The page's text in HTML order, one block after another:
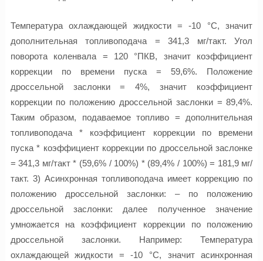
Температура охлаждающей жидкости = -10 °C, значит
дополнительная топливоподача = 341,3 мг/такт. Угол
поворота коленвала = 120 °ПКВ, значит коэффициент
коррекции по времени пуска = 59,6%. Положение
дроссельной заслонки = 4%, значит коэффициент
коррекции по положению дроссельной заслонки = 89,4%.
Таким образом, подаваемое топливо = дополнительная
топливоподача * коэффициент коррекции по времени
пуска * коэффициент коррекции по дроссельной заслонке
= 341,3 мг/такт * (59,6% / 100%) * (89,4% / 100%) = 181,9 мг/
такт. 3) Асинхронная топливоподача имеет коррекцию по
положению дроссельной заслонки: – по положению
дроссельной заслонки: далее полученное значение
умножается на коэффициент коррекции по положению
дроссельной заслонки. Например: Температура
охлаждающей жидкости = -10 °C, значит асинхронная